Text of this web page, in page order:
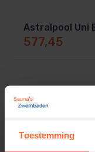
Toestemming
Astralpool Uni
577,45